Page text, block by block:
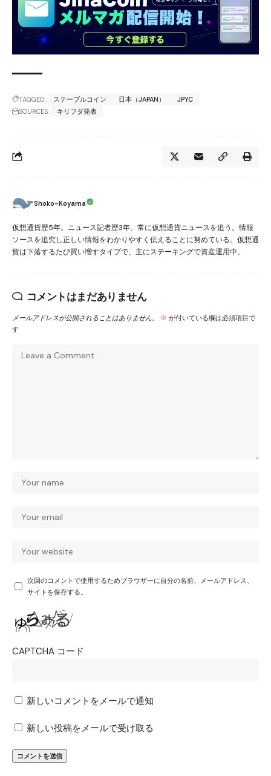
TAGGED: ステーブルコイン 日本（JAPAN）
JPYC
SOURCES:
キリフダ発表
Shoko-Koyama
仮想通貨歴5年。ニュース記者歴3年。常に仮想通貨ニュースを追う。情報
ソースを追究し正しい情報をわかりやすく伝えることに努めている。仮想通
貨は下落するたび買い増すタイプで、主にステーキングで資産運用中。
コメントはまだありません
メールアドレスが公開されることはありません。 ※ が付いている欄は必須項目で
す
次回のコメントで使用するためブラウザーに自分の名前、メールアドレス、
サイトを保存する。
CAPTCHA コード
新しいコメントをメールで通知
新しい投稿をメールで受け取る